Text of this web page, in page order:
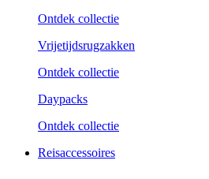
Ontdek collectie
Vrijetijdsrugzakken
Ontdek collectie
Daypacks
Ontdek collectie
Reisaccessoires